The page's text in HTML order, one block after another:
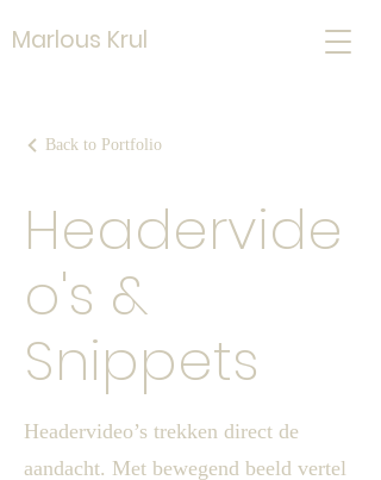
Marlous Krul
Back to Portfolio
Headervide
o's &
Snippets
Headervideo’s trekken direct de
aandacht. Met bewegend beeld vertel